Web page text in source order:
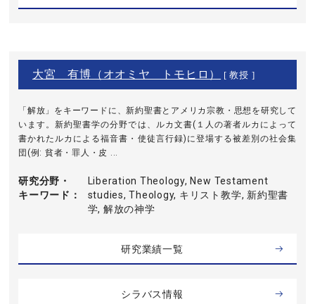
大宮 有博（オオミヤ トモヒロ） [ 教授 ]
「解放」をキーワードに、新約聖書とアメリカ宗教・思想を研究して
います。新約聖書学の分野では、ルカ文書(１人の著者ルカによって
書かれたルカによる福音書・使徒言行録)に登場する被差別の社会集
団(例: 貧者・罪人・皮 ...
研究分野・
キーワード
Liberation Theology, New Testament
studies, Theology, キリスト教学, 新約聖書
学, 解放の神学
研究業績一覧
シラバス情報